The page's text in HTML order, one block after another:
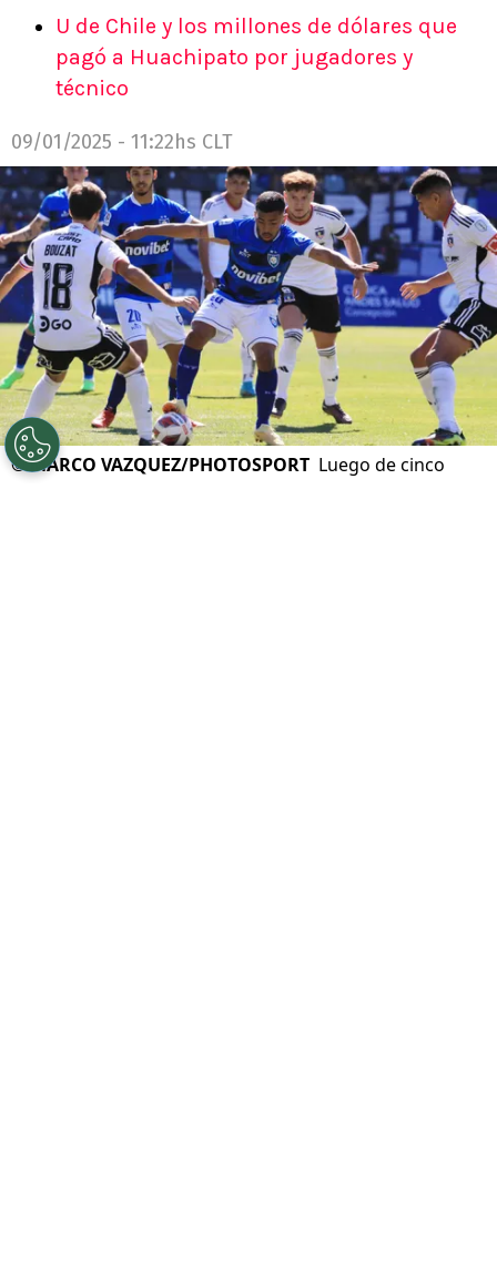
U de Chile y los millones de dólares que
pagó a Huachipato por jugadores y
técnico
09/01/2025 - 11:22hs CLT
©MARCO VAZQUEZ/PHOTOSPORT Luego de cinco